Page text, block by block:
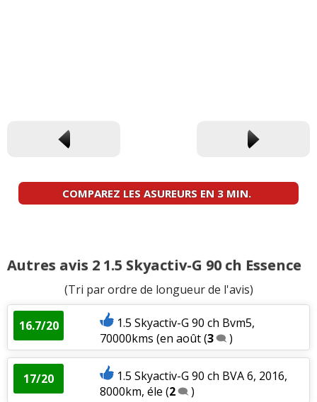
COMPAREZ LES ASUREURS EN 3 MIN.
Autres avis 2 1.5 Skyactiv-G 90 ch Essence
(Tri par ordre de longueur de l'avis)
16.7/20
1.5 Skyactiv-G 90 ch Bvm5,
70000kms (en août(3 )
17/20
1.5 Skyactiv-G 90 ch BVA 6, 2016,
8000km, éle (2 )